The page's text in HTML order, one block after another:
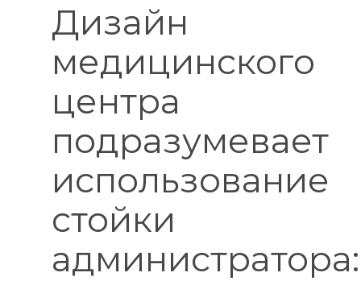
Дизайн
медицинского
центра
подразумевает
использование
стойки
администратора: